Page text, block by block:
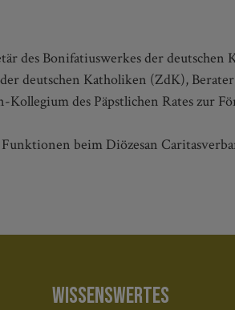
des Bonifatiuswerkes der
deutschen Katholiken (ZdK),
des Päpstlichen Rates zur
beim Diözesan
WISSENSWERTES